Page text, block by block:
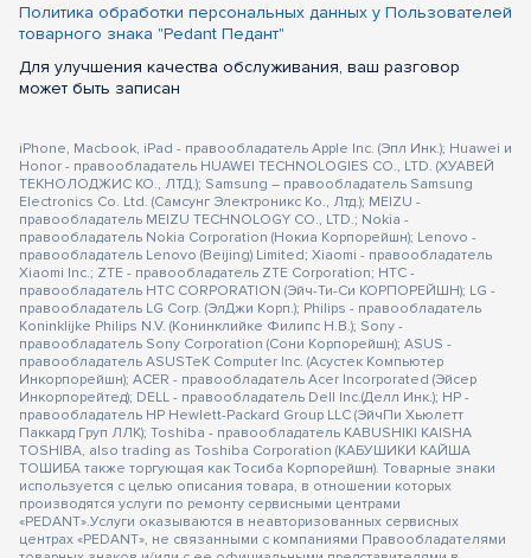
Политика обработки персональных данных у Пользователей
товарного знака "Pedant Педант"
Для улучшения качества обслуживания, ваш разговор
может быть записан
iPhone, Macbook, iPad - правообладатель Apple Inc. (Эпл Инк.); Huawei и
Honor - правообладатель HUAWEI TECHNOLOGIES CO., LTD. (ХУАВЕЙ
ТЕКНОЛОДЖИС КО., ЛТД.); Samsung – правообладатель Samsung
Electronics Co. Ltd. (Самсунг Электроникс Ко., Лтд.); MEIZU -
правообладатель MEIZU TECHNOLOGY CO., LTD.; Nokia -
правообладатель Nokia Corporation (Нокиа Корпорейшн); Lenovo -
правообладатель Lenovo (Beijing) Limited; Xiaomi - правообладатель
Xiaomi Inc.; ZTE - правообладатель ZTE Corporation; HTC -
правообладатель HTC CORPORATION (Эйч-Ти-Си КОРПОРЕЙШН); LG -
правообладатель LG Corp. (ЭлДжи Корп.); Philips - правообладатель
Koninklijke Philips N.V. (Конинклийке Филипс Н.В.); Sony -
правообладатель Sony Corporation (Сони Корпорейшн); ASUS -
правообладатель ASUSTeK Computer Inc. (Асустек Компьютер
Инкорпорейшн); ACER - правообладатель Acer Incorporated (Эйсер
Инкорпорейтед); DELL - правообладатель Dell Inc.(Делл Инк.); HP -
правообладатель HP Hewlett-Packard Group LLC (ЭйчПи Хьюлетт
Паккард Груп ЛЛК); Toshiba - правообладатель KABUSHIKI KAISHA
TOSHIBA, also trading as Toshiba Corporation (КАБУШИКИ КАЙША
ТОШИБА также торгующая как Тосиба Корпорейшн). Товарные знаки
используется с целью описания товара, в отношении которых
производятся услуги по ремонту сервисными центрами
«PEDANT».Услуги оказываются в неавторизованных сервисных
центрах «PEDANT», не связанными с компаниями Правообладателями